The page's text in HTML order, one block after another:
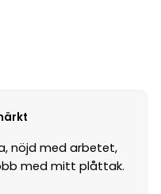
nöjd med arbetet,
med mitt plåttak.